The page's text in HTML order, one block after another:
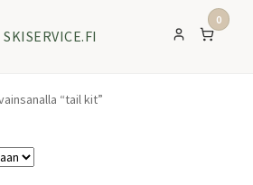
SKISERVICE.FI
0
“tail kit”